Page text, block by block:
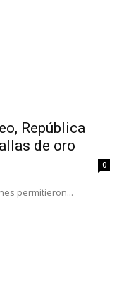
República
de oro
0
permitieron...